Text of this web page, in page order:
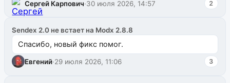
Сергей Карпович·30 июля 2026, 14:57 2
Sendex 2.0 не встает на Modx 2.8.8
Спасибо, новый фикс помог.
Евгений·29 июля 2026, 11:06 3